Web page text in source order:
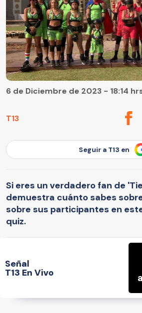
T13
6 de Diciembre de 2023 - 18:14
Seguir a T13 en
Si eres un verdadero fan de
demuestra cuánto sabes
sobre sus participantes en
quiz.
Señal
T13 En Vivo